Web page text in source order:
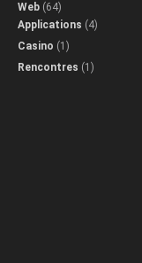
Web (64)
Applications (4)
Casino (1)
Rencontres (1)